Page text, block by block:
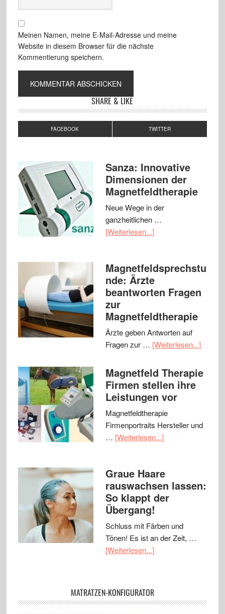
Meinen Namen, meine E-Mail-Adresse und meine
Website in diesem Browser für die nächste
Kommentierung speichern.
SHARE & LIKE
FACEBOOK TWITTER
Sanza: Innovative
Dimensionen der
Magnetfeldtherapie
Neue Wege in der
ganzheitlichen …
[Weiterlesen...]
Magnetfeldsprechstu
nde: Ärzte
beantworten Fragen
zur
Magnetfeldtherapie
Ärzte geben Antworten auf
Fragen zur … [Weiterlesen...]
Magnetfeld Therapie
Firmen stellen ihre
Leistungen vor
Magnetfeldtherapie
Firmenportraits Hersteller und
… [Weiterlesen...]
Graue Haare
rauswachsen lassen:
So klappt der
Übergang!
Schluss mit Färben und
Tönen! Es ist an der Zeit, …
[Weiterlesen...]
MATRATZEN-KONFIGURATOR